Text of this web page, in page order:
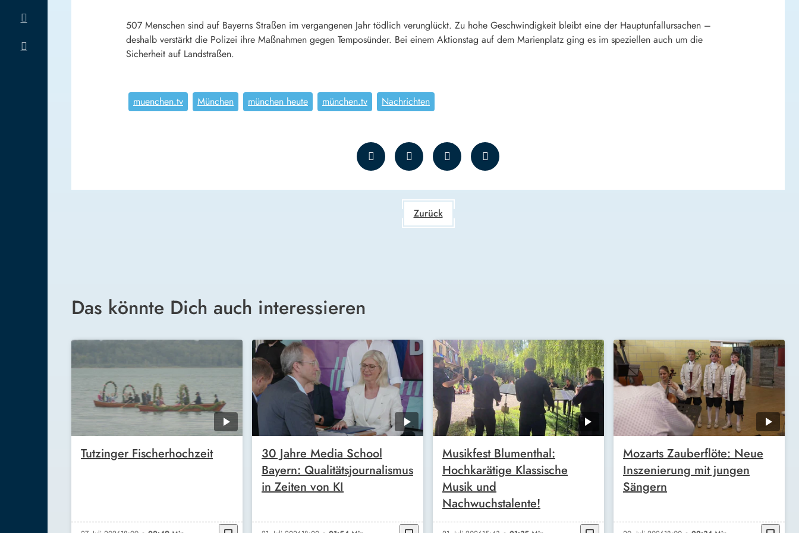
507 Menschen sind auf Bayerns Straßen im vergangenen Jahr tödlich verunglückt. Zu hohe Geschwindigkeit bleibt eine der Hauptunfallursachen –
deshalb verstärkt die Polizei ihre Maßnahmen gegen Temposünder. Bei einem Aktionstag auf dem Marienplatz ging es im speziellen auch um die
Sicherheit auf Landstraßen.
muenchen.tv München münchen heute münchen.tv Nachrichten
Zurück
Das könnte Dich auch interessieren
Tutzinger Fischerhochzeit
30 Jahre Media School
Bayern: Qualitätsjournalismus
in Zeiten von KI
Musikfest Blumenthal:
Hochkarätige Klassische
Musik und
Nachwuchstalente!
Mozarts Zauberflöte: Neue
Inszenierung mit jungen
Sängern